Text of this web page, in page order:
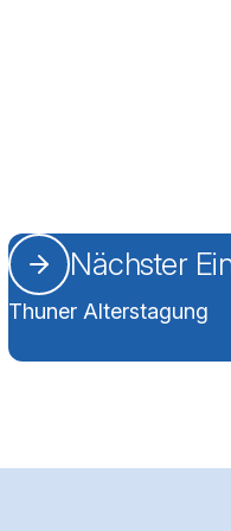
Nächster
Thuner Alterstagung